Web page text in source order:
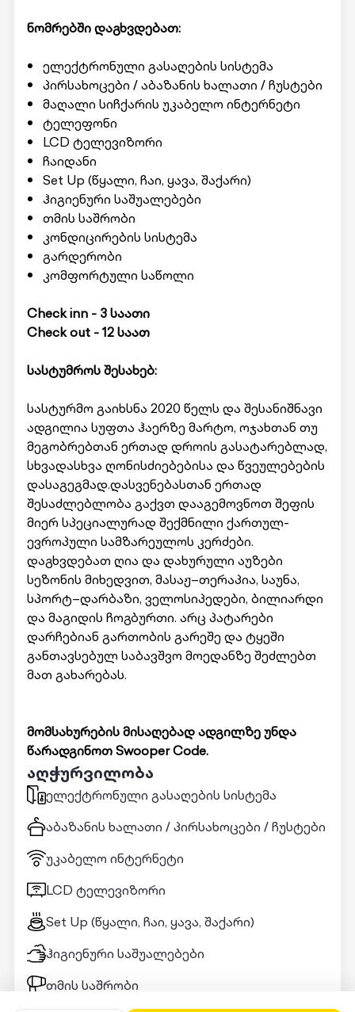
ნომრებში დაგხვდებათ:
ელექტრონული გასაღების სისტემა
პირსახოცები / აბაზანის ხალათი / ჩუსტები
მაღალი სიჩქარის უკაბელო ინტერნეტი
ტელეფონი
LCD ტელევიზორი
ჩაიდანი
Set Up (წყალი, ჩაი, ყავა, შაქარი)
ჰიგიენური საშუალებები
თმის საშრობი
კონდიცირების სისტემა
გარდერობი
კომფორტული საწოლი
Check inn - 3 საათი
Check out - 12 საათ
სასტუმროს შესახებ:
სასტურმო გაიხსნა 2020 წელს და შესანიშნავი
ადგილია სუფთა ჰაერზე მარტო, ოჯახთან თუ
მეგობრებთან ერთად დროის გასატარებლად,
სხვადასხვა ღონისძიებებისა და წვეულებების
დასაგეგმად.დასვენებასთან ერთად
შესაძლებლობა გაქვთ დააგემოვნოთ შეფის
მიერ სპეციალურად შექმნილი ქართულ-
ევროპული სამზარეულოს კერძები.
დაგხვდებათ ღია და დახურული აუზები
სეზონის მიხედვით, მასაჟ–თერაპია, საუნა,
სპორტ–დარბაზი, ველოსიპედები, ბილიარდი
და მაგიდის ჩოგბურთი. არც პატარები
დარჩებიან გართობის გარეშე და ტყეში
განთავსებულ საბავშვო მოედანზე შეძლებთ
მათ გახარებას.
მომსახურების მისაღებად ადგილზე უნდა
წარადგინოთ Swooper Code.
აღჭურვილობა
ელექტრონული გასაღების სისტემა
აბაზანის ხალათი / პირსახოცები / ჩუსტები
უკაბელო ინტერნეტი
LCD ტელევიზორი
Set Up (წყალი, ჩაი, ყავა, შაქარი)
ჰიგიენური საშუალებები
თმის საშრობი